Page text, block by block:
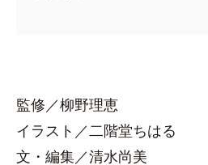
監修／柳野理恵
イラスト／二階堂ちはる
文・編集／清水尚美